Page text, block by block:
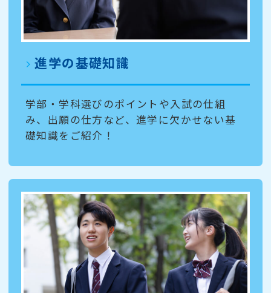
進学の基礎知識
学部・学科選びのポイントや入試の仕組
み、出願の仕方など、進学に欠かせない基
礎知識をご紹介！